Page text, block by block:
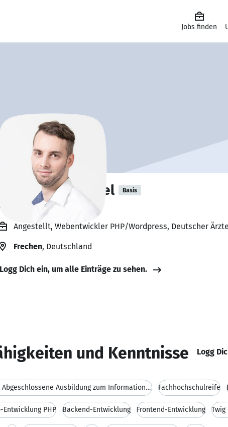
Jobs finden
Höschel Basis
offen für Projekte. 🔎
Angestellt, Webentwickler PHP/Wordpress, Deutscher
Frechen, Deutschland
Logg Dich ein, um alle Einträge zu sehen.
und Kenntnisse Logg
Eine Abgeschlossene Ausbildung zum Informationstec Fachhochschulreife
Entwicklung PHP Backend-Entwicklung Frontend-Entwicklung